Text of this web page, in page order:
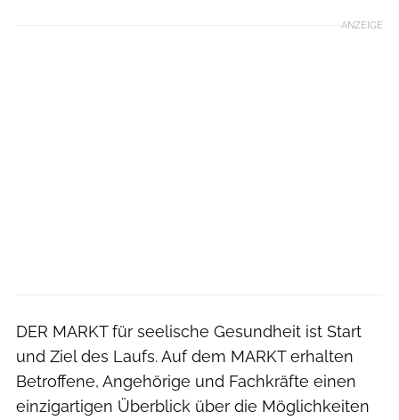
ANZEIGE
DER MARKT für seelische Gesundheit ist Start
und Ziel des Laufs. Auf dem MARKT erhalten
Betroffene, Angehörige und Fachkräfte einen
einzigartigen Überblick über die Möglichkeiten